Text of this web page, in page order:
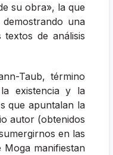
su obra», la que
una
de análisis
Taub, término
existencia y la
que apuntalan la
autor (obtenidos
en las
manifiestan